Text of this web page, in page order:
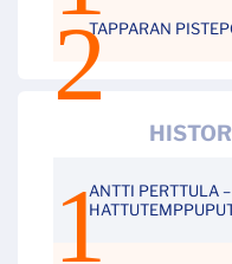
TAPPARAN
ANTTI PERTTULA